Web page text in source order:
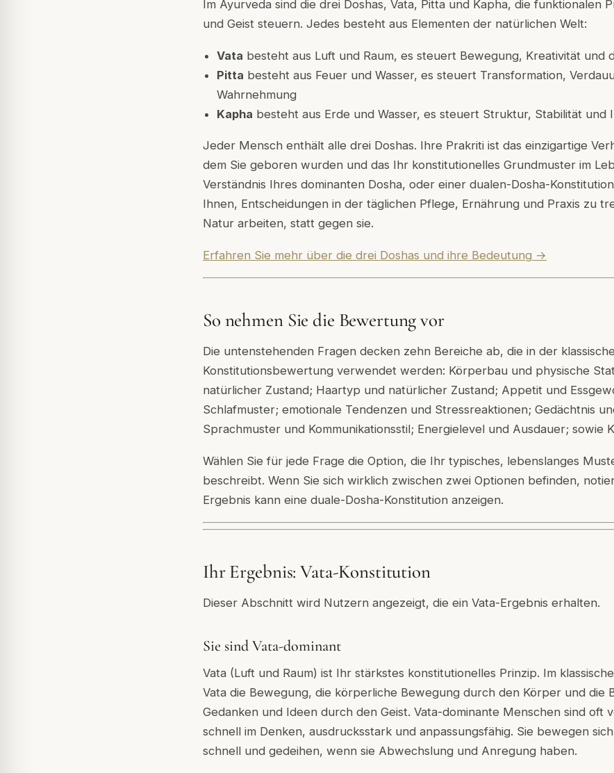
Im Ayurveda sind die drei Doshas, Vata, Pitta und Kapha, die funktionalen
und Geist steuern. Jedes besteht aus Elementen der natürlichen Welt:
Vata besteht aus Luft und Raum, es steuert Bewegung, Kreativität und
Pitta besteht aus Feuer und Wasser, es steuert Transformation,
Wahrnehmung
Kapha besteht aus Erde und Wasser, es steuert Struktur, Stabilität und
Jeder Mensch enthält alle drei Doshas. Ihre Prakriti ist das einzigartige
dem Sie geboren wurden und das Ihr konstitutionelles Grundmuster im
Verständnis Ihres dominanten Dosha, oder einer dualen-Dosha-
Ihnen, Entscheidungen in der täglichen Pflege, Ernährung und Praxis zu
Natur arbeiten, statt gegen sie.
Erfahren Sie mehr über die drei Doshas und ihre Bedeutung →
So nehmen Sie die Bewertung vor
Die untenstehenden Fragen decken zehn Bereiche ab, die in der
Konstitutionsbewertung verwendet werden: Körperbau und physische
natürlicher Zustand; Haartyp und natürlicher Zustand; Appetit und
Schlafmuster; emotionale Tendenzen und Stressreaktionen; Gedächtnis
Sprachmuster und Kommunikationsstil; Energielevel und Ausdauer; sowie
Wählen Sie für jede Frage die Option, die Ihr typisches, lebenslanges
beschreibt. Wenn Sie sich wirklich zwischen zwei Optionen befinden,
Ergebnis kann eine duale-Dosha-Konstitution anzeigen.
Ihr Ergebnis: Vata-Konstitution
Dieser Abschnitt wird Nutzern angezeigt, die ein Vata-Ergebnis erhalten.
Sie sind Vata-dominant
Vata (Luft und Raum) ist Ihr stärkstes konstitutionelles Prinzip. Im
Vata die Bewegung, die körperliche Bewegung durch den Körper und die
Gedanken und Ideen durch den Geist. Vata-dominante Menschen sind oft
schnell im Denken, ausdrucksstark und anpassungsfähig. Sie bewegen
schnell und gedeihen, wenn sie Abwechslung und Anregung haben.